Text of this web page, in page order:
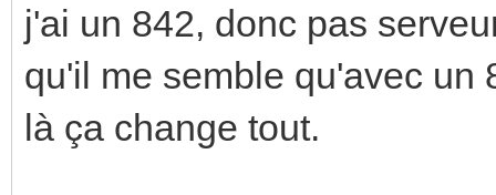
j'ai un 842, donc pas
qu'il me semble qu'avec un
là ça change tout.